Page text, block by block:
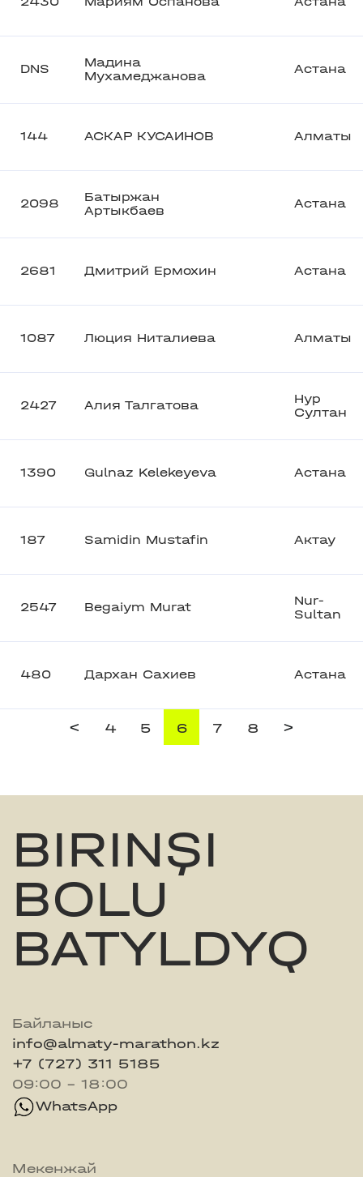
DNS
Мадина
Мухамеджанова
Астана
144 АСКАР КУСАИНОВ Алматы
2098
Батыржан
Артыкбаев
Астана
2681 Дмитрий Ермохин Астана
1087 Люция Ниталиева Алматы
2427 Алия Талгатова
Нур
Султан
1390 Gulnaz Kelekeyeva Астана
187 Samidin Mustafin Актау
2547 Begaiym Murat
Nur-
Sultan
480 Дархан Сахиев Астана
< 4 5 6 7 8 >
BIRINŞI
BOLU
BATYLDYQ
Байланыс
info@almaty-marathon.kz
+7 (727) 311 5185
09:00 - 18:00
WhatsApp
Мекенжай